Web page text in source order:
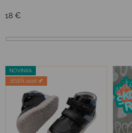
18 €
Výpis produktov
NOVINKA
JESEŇ 2026 🍂